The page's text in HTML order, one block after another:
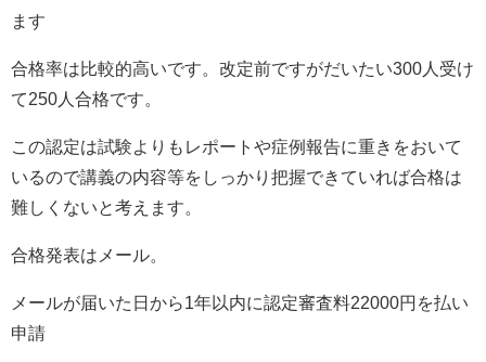
ます
合格率は比較的高いです。改定前ですがだいたい300人受け
て250人合格です。
この認定は試験よりもレポートや症例報告に重きをおいて
いるので講義の内容等をしっかり把握できていれば合格は
難しくないと考えます。
合格発表はメール。
メールが届いた日から1年以内に認定審査料22000円を払い
申請